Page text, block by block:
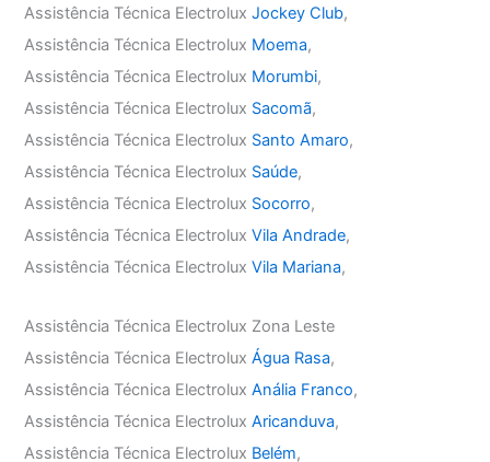
Assistência Técnica ElectroluxJockey Club,
Assistência Técnica Electrolux Moema,
Assistência Técnica Electrolux Morumbi,
Assistência Técnica Electrolux Sacomã,
Assistência Técnica Electrolux Santo Amaro,
Assistência Técnica Electrolux Saúde,
Assistência Técnica Electrolux Socorro,
Assistência Técnica ElectroluxVila Andrade,
Assistência Técnica ElectroluxVila Mariana,
Assistência Técnica Electrolux Zona Leste
Assistência Técnica ElectroluxÁgua Rasa,
Assistência Técnica ElectroluxAnália Franco,
Assistência Técnica ElectroluxAricanduva,
Assistência Técnica Electrolux Belém,